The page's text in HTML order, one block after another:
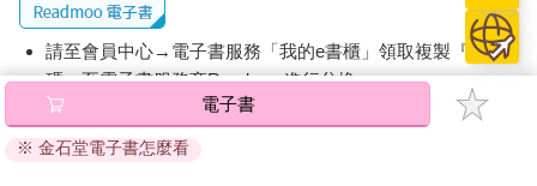
的學生所磨練出與菁英地位複製有關的技能，因此，他們的表現
會勝過那些功課一般的同學。所以，「學神」在中學學到的技
能，可以說在各個社會的職場都非常實用而且無往不利。
二十一世紀的菁英面向國際，以西方社會的標準來看，他們可說
是非常富裕。本研究的中國年輕菁英，是中國不平等現象擴張的
原因，也是不平等現象的產物，中國是世界上貧富差距最大的國
請至會員中心→電子書服務「我的e書櫃」領取複製『兌換
碼』至電子書服務商Readmoo進行兌換。
退換貨須知：
因版權保護，您在金石堂所購買的電子書僅能以金石堂專屬
電子書
※ 金石堂電子書怎麼看